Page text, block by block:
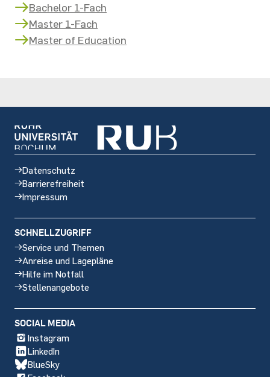
Bachelor 1-Fach
Master 1-Fach
Master of Education
Datenschutz
Barrierefreiheit
Impressum
SCHNELLZUGRIFF
Service und Themen
Anreise und Lagepläne
Hilfe im Notfall
Stellenangebote
media
SOCIAL MEDIA
Instagram
LinkedIn
BlueSky